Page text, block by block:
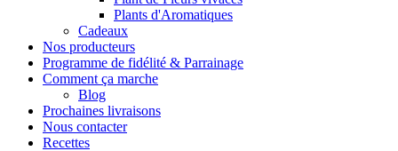
Plants d'Aromatiques
Cadeaux
Nos producteurs
Programme de fidélité & Parrainage
Comment ça marche
Blog
Prochaines livraisons
Nous contacter
Recettes